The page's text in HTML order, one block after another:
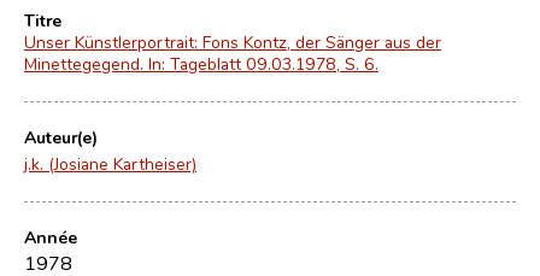
Contact
Titre
Unser Künstlerportrait: Fons Kontz, der Sänger aus der
Minettegegend. In: Tageblatt 09.03.1978, S. 6.
Auteur(e)
j.k. (Josiane Kartheiser)
Année
1978